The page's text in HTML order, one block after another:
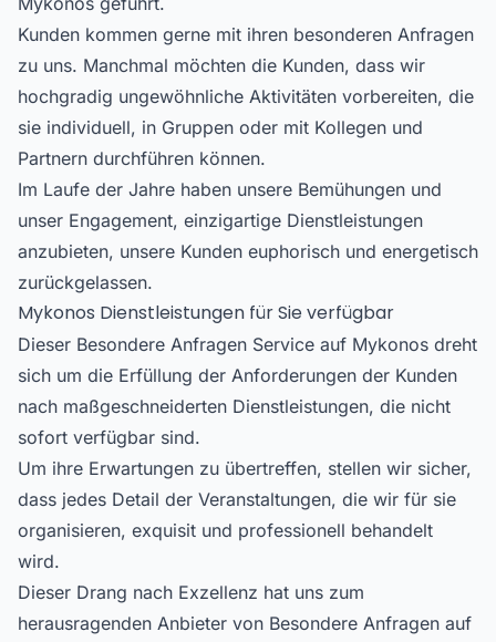
Kunden kommen gerne mit ihren besonderen Anfragen
zu uns. Manchmal möchten die Kunden, dass wir
hochgradig ungewöhnliche Aktivitäten vorbereiten, die
sie individuell, in Gruppen oder mit Kollegen und
Partnern durchführen können.
Im Laufe der Jahre haben unsere Bemühungen und
unser Engagement, einzigartige Dienstleistungen
anzubieten, unsere Kunden euphorisch und energetisch
zurückgelassen.
Mykonos Dienstleistungen für Sie verfügbar
Dieser Besondere Anfragen Service auf Mykonos dreht
sich um die Erfüllung der Anforderungen der Kunden
nach maßgeschneiderten Dienstleistungen, die nicht
sofort verfügbar sind.
Um ihre Erwartungen zu übertreffen, stellen wir sicher,
dass jedes Detail der Veranstaltungen, die wir für sie
organisieren, exquisit und professionell behandelt
wird.
Dieser Drang nach Exzellenz hat uns zum
herausragenden Anbieter von Besondere Anfragen auf